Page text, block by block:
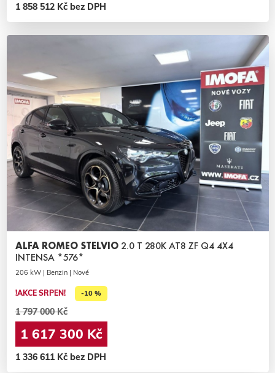
1 858 512 Kč bez DPH
ALFA ROMEO STELVIO 2.0 T 280K AT8 ZF Q4 4X4
INTENSA *576*
206 kW | Benzin | Nové
!AKCE SRPEN! -10 %
1 797 000 Kč
1 617 300 Kč
1 336 611 Kč bez DPH